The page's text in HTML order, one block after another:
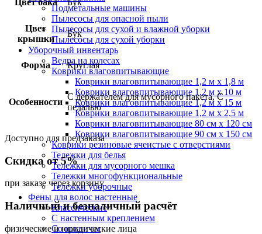
Подметальные машины
Пылесосы для опасной пыли
Пылесосы для сухой и влажной уборки
Пылесосы для сухой уборки
Уборочный инвентарь
Ведра на колесах
Коврики влаговпитывающие
Коврики влаговпитывающие 1,2 м х 1,8 м
Коврики влаговпитывающие 1,2 м х 10 м
Коврики влаговпитывающие 1,2 м х 15 м
Коврики влаговпитывающие 1,2 м х 2,5 м
Коврики влаговпитывающие 80 см х 120 см
Коврики влаговпитывающие 90 см х 150 см
Коврики резиновые ячеистые с отверстиями
Тележки для белья
Тележки для мусорного мешка
Тележки многофункциональные
Тележки уборочные
Фены для волос настенные
Классические
С настенным креплением
Со шлангом
Цвет бака Бук
Цвет
крышки
Бук
Форма Круглая
Особенности
С держателем для мусорного пакета, С
педалью
Доступно для предзаказа
Скидка от 5%
при заказе через корзину
Наличный и безналичный расчёт
физические и юридические лица